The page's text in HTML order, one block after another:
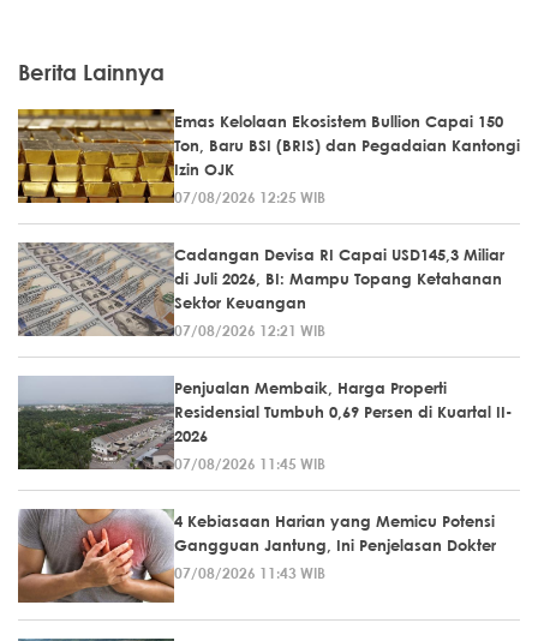
Berita Lainnya
Emas Kelolaan Ekosistem Bullion Capai 150
Ton, Baru BSI (BRIS) dan Pegadaian Kantongi
Izin OJK
07/08/2026 12:25 WIB
Cadangan Devisa RI Capai USD145,3 Miliar
di Juli 2026, BI: Mampu Topang Ketahanan
Sektor Keuangan
07/08/2026 12:21 WIB
Penjualan Membaik, Harga Properti
Residensial Tumbuh 0,69 Persen di Kuartal II-
2026
07/08/2026 11:45 WIB
4 Kebiasaan Harian yang Memicu Potensi
Gangguan Jantung, Ini Penjelasan Dokter
07/08/2026 11:43 WIB